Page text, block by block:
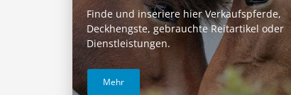
Finde und inseriere hier Verkaufspferde,
Deckhengste, gebrauchte Reitartikel oder
Dienstleistungen.
Mehr